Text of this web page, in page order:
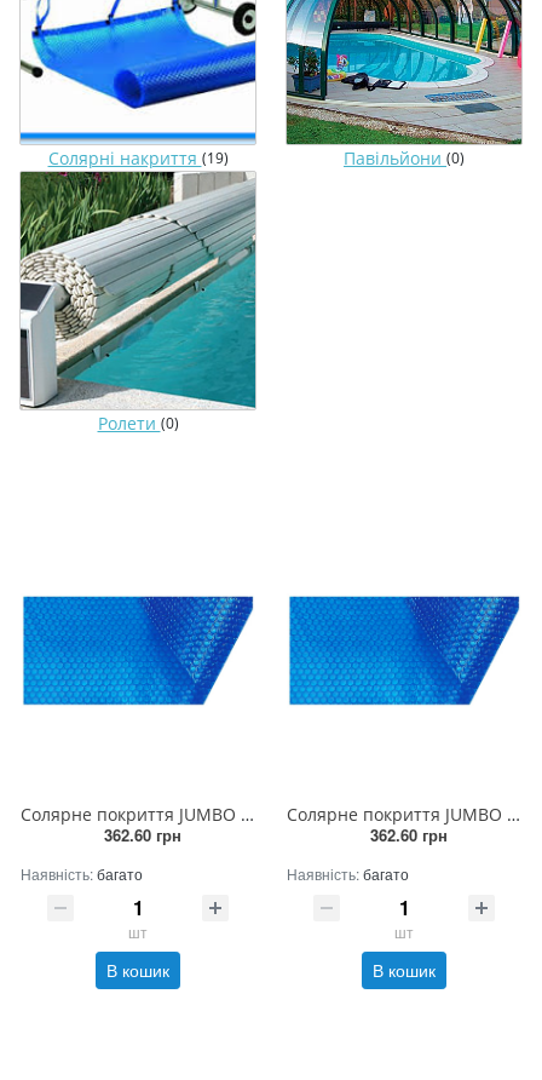
Солярні накриття (19) Павільйони (0)
Ролети (0)
Солярне покриття JUMBO 400мк (ширина 3м)
362.60 грн
Наявність:багато
шт
В кошик
Солярне покриття JUMBO 400мк (ширина 4м)
362.60 грн
Наявність:багато
шт
В кошик